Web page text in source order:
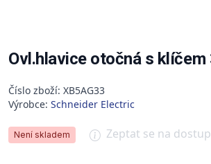
Ovl.hlavice otočná s klíčem
Číslo zboží: XB5AG33
Výrobce: Schneider Electric
Není skladem Zeptat se na